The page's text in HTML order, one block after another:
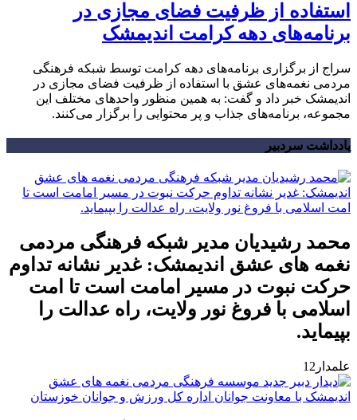
استفاده از ظرفیت فضای مجازی در
برنامه‌های دهه کرامت اندیمشک
سراج از برگزاری برنامه‌های دهه کرامت توسط شبکه فرهنگی
مردمی نغمه‌های عشق با استفاده از ظرفیت فضای مجازی در
اندیمشک خبر داد و گفت: به همین منظور واحدهای مختلف این
مجموعه، برنامه‌های جذاب و پر محتوایی را برگزار می‌کنند.
یادداشت سردبیر
محمد رشیدیان مدیر شبکه فرهنگی مردمی
نغمه های عشق اندیمشک: غدیر نشانه تداوم
حرکت نبوت در مسیر امامت است تا امت
اسلامی با فروغ نور ولایت، راه عدالت را
بپیماید.
علمدار12